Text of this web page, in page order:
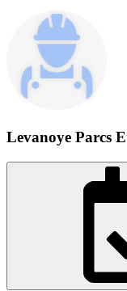
Levanoye Parcs